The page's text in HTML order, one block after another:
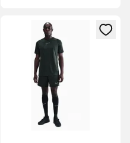
o registrarse como
Abre un modal para iniciar